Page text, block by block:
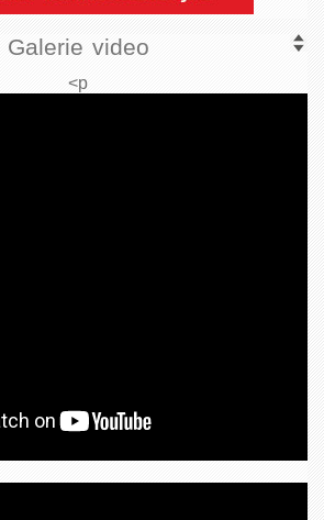
Galerie video
<p